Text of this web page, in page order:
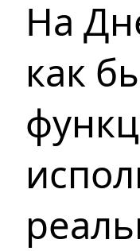
На
как